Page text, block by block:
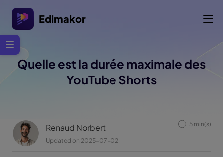
Edimakor
Quelle est la durée maximale des
YouTube Shorts
Renaud Norbert
Updated on 2025-07-02
5 min(s)